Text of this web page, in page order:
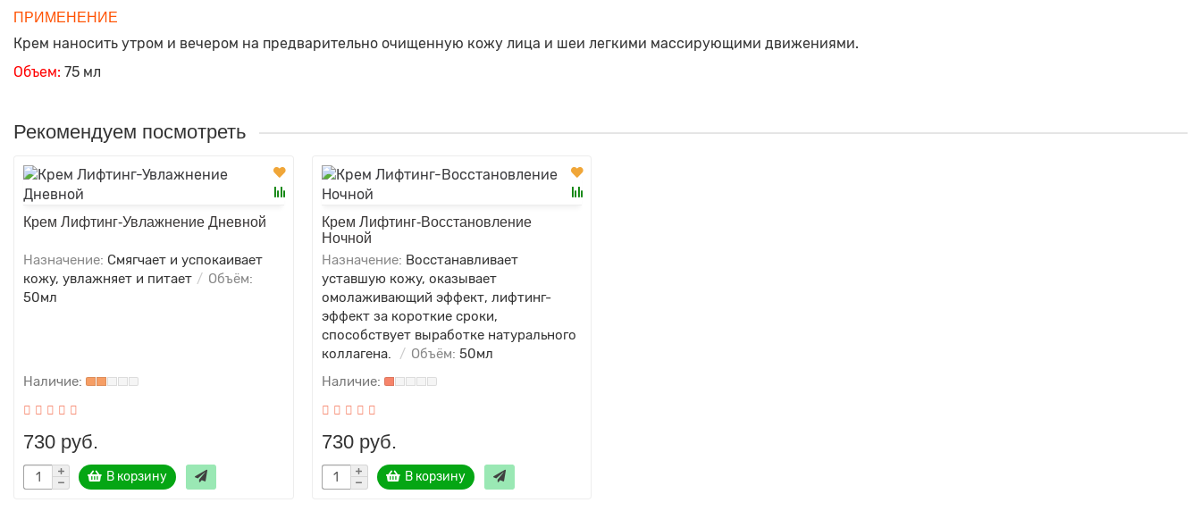
ПРИМЕНЕНИЕ
Крем наносить утром и вечером на предварительно очищенную кожу лица и шеи легкими массирующими движениями.
Объем: 75 мл
Рекомендуем посмотреть
Крем Лифтинг-Увлажнение Дневной
Назначение: Смягчает и успокаивает
кожу, увлажняет и питает
Объём:
50мл
730 руб.
В корзину
Крем Лифтинг-Восстановление
Ночной
Назначение: Восстанавливает
уставшую кожу, оказывает
омолаживающий эффект, лифтинг-
эффект за короткие сроки,
способствует выработке натурального
коллагена.
Объём: 50мл
730 руб.
В корзину